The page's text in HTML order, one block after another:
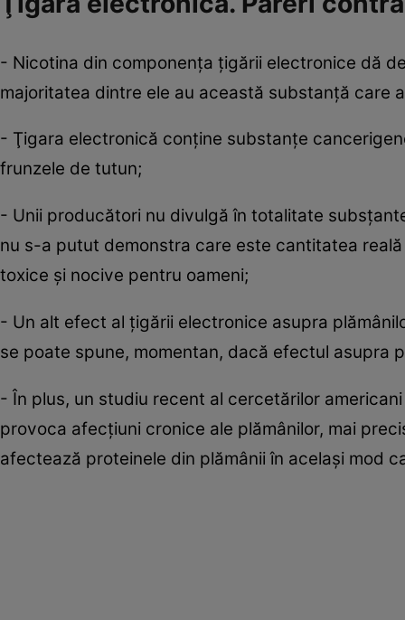
- Nicotina din componenţa ţigării electronice dă
majoritatea dintre ele au această substanţă care
- Ţigara electronică conţine substanţe
frunzele de tutun;
- Unii producători nu divulgă în totalitate
nu s-a putut demonstra care este cantitatea
toxice şi nocive pentru oameni;
- Un alt efect al ţigării electronice asupra
se poate spune, momentan, dacă efectul asupra
- În plus, un studiu recent al cercetărilor
provoca afecţiuni cronice ale plămânilor, mai
afectează proteinele din plămânii în acelaşi mod